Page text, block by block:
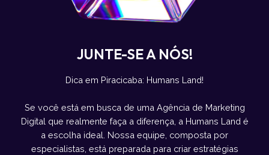
JUNTE-SE A NÓS!
Dica em Piracicaba: Humans Land!
Se você está em busca de uma Agência de Marketing
Digital que realmente faça a diferença, a Humans Land é
a escolha ideal. Nossa equipe, composta por
especialistas, está preparada para criar estratégias